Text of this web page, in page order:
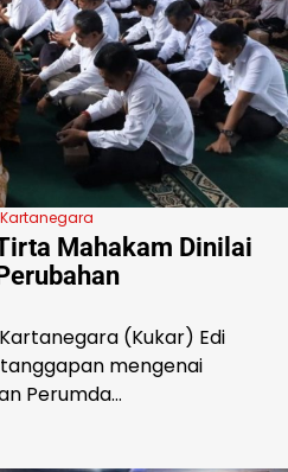
Mahakam Dinilai
Kartanegara (Kukar) Edi
mengenai
Perumda…